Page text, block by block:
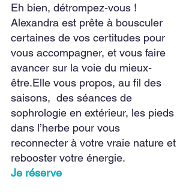
Eh bien, détrompez-vous !
Alexandra est prête à bousculer
certaines de vos certitudes pour
vous accompagner, et vous faire
avancer sur la voie du mieux-
être.Elle vous propos, au fil des
saisons,  des séances de
sophrologie en extérieur, les pieds
dans l’herbe pour vous
reconnecter à votre vraie nature et
rebooster votre énergie.
Je réserve